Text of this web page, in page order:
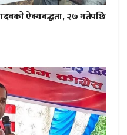
यादवकाे ऐक्यबद्धता, २७ गतेपछि